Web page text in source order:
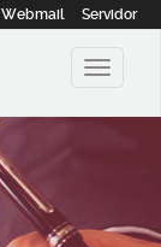
Webmail Servidor